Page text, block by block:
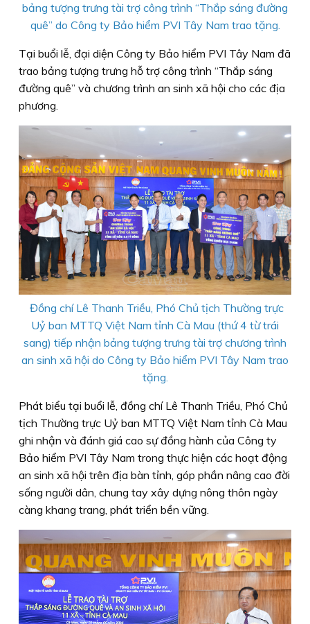
bảng tượng trưng tài trợ công trình “Thắp sáng đường
quê” do Công ty Bảo hiểm PVI Tây Nam trao tặng.
Tại buổi lễ, đại diện Công ty Bảo hiểm PVI Tây Nam đã
trao bảng tượng trưng hỗ trợ công trình “Thắp sáng
đường quê” và chương trình an sinh xã hội cho các địa
phương.
Đồng chí Lê Thanh Triều, Phó Chủ tịch Thường trực
Uỷ ban MTTQ Việt Nam tỉnh Cà Mau (thứ 4 từ trái
sang) tiếp nhận bảng tượng trưng tài trợ chương trình
an sinh xã hội do Công ty Bảo hiểm PVI Tây Nam trao
tặng.
Phát biểu tại buổi lễ, đồng chí Lê Thanh Triều, Phó Chủ
tịch Thường trực Uỷ ban MTTQ Việt Nam tỉnh Cà Mau
ghi nhận và đánh giá cao sự đồng hành của Công ty
Bảo hiểm PVI Tây Nam trong thực hiện các hoạt động
an sinh xã hội trên địa bàn tỉnh, góp phần nâng cao đời
sống người dân, chung tay xây dựng nông thôn ngày
càng khang trang, phát triển bền vững.